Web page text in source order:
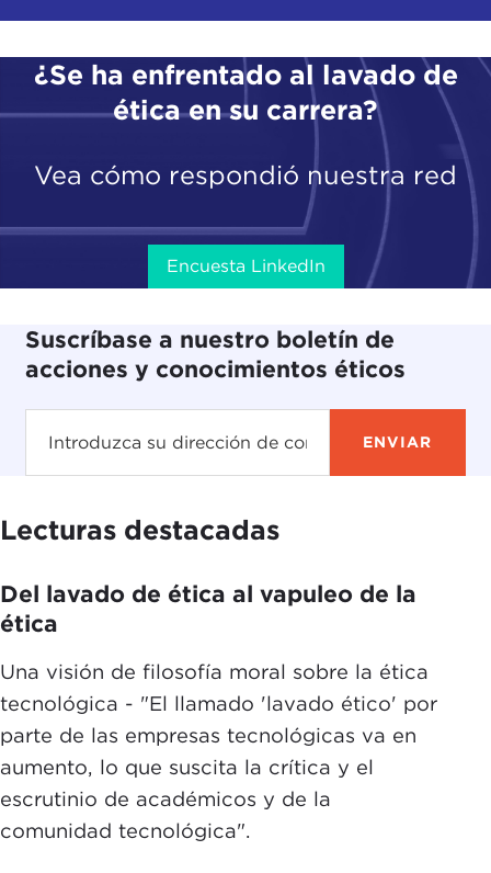
¿Se ha enfrentado al lavado de
ética en su carrera?
Vea cómo respondió nuestra red
Encuesta LinkedIn
Suscríbase a nuestro boletín de
acciones y conocimientos éticos
Lecturas destacadas
Del lavado de ética al vapuleo de la
ética
Una visión de filosofía moral sobre la ética
tecnológica - "El llamado 'lavado ético' por
parte de las empresas tecnológicas va en
aumento, lo que suscita la crítica y el
escrutinio de académicos y de la
comunidad tecnológica".